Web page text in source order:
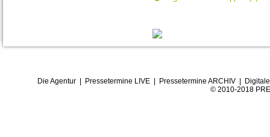
Die Agentur| Pressetermine LIVE| Pressetermine ARCHIV|
© 2010-2018